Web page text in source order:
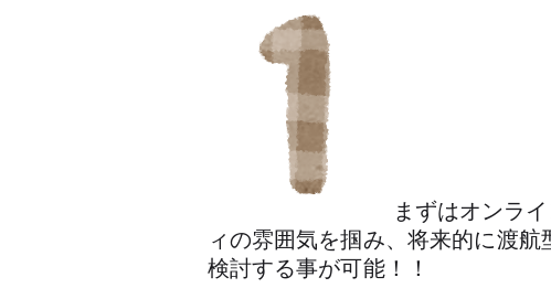
まずはオンラ
ィの雰囲気を掴み、将来的に渡
検討する事が可能！！